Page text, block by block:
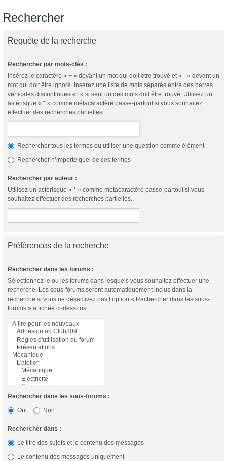
Rechercher
Requête de la recherche
Rechercher par mots-clés :
Insérez le caractère « + » devant un mot qui doit être trouvé et « - » devant un
mot qui doit être ignoré. Insérez une liste de mots séparés entre des barres
verticales discontinues « | » si seul un des mots doit être trouvé. Utilisez un
astérisque « * » comme métacaractère passe-partout si vous souhaitez
effectuer des recherches partielles.
Rechercher tous les termes ou utiliser une question comme élément
Rechercher n’importe quel de ces termes
Rechercher par auteur :
Utilisez un astérisque « * » comme métacaractère passe-partout si vous
souhaitez effectuer des recherches partielles.
Préférences de la recherche
Rechercher dans les forums :
Sélectionnez le ou les forums dans lesquels vous souhaitez effectuer une
recherche. Les sous-forums seront automatiquement inclus dans la
recherche si vous ne désactivez pas l’option « Rechercher dans les sous-
forums » affichée ci-dessous.
Rechercher dans les sous-forums :
Oui
Non
Rechercher dans :
Le titre des sujets et le contenu des messages
Le contenu des messages uniquement